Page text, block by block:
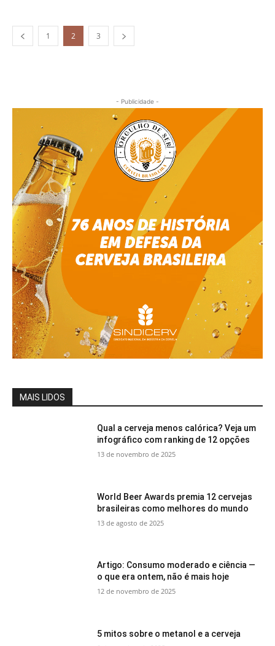
1 2 3
- Publicidade -
MAIS LIDOS
Qual a cerveja menos calórica? Veja um
infográfico com ranking de 12 opções
13 de novembro de 2025
World Beer Awards premia 12 cervejas
brasileiras como melhores do mundo
13 de agosto de 2025
Artigo: Consumo moderado e ciência —
o que era ontem, não é mais hoje
12 de novembro de 2025
5 mitos sobre o metanol e a cerveja